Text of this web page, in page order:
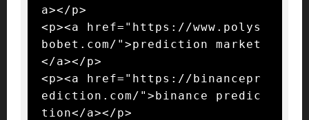
a></p>
<p><a href="https://www.polys
bobet.com/">prediction market
</a></p>
<p><a href="https://binancepr
ediction.com/">binance predic
tion</a></p>